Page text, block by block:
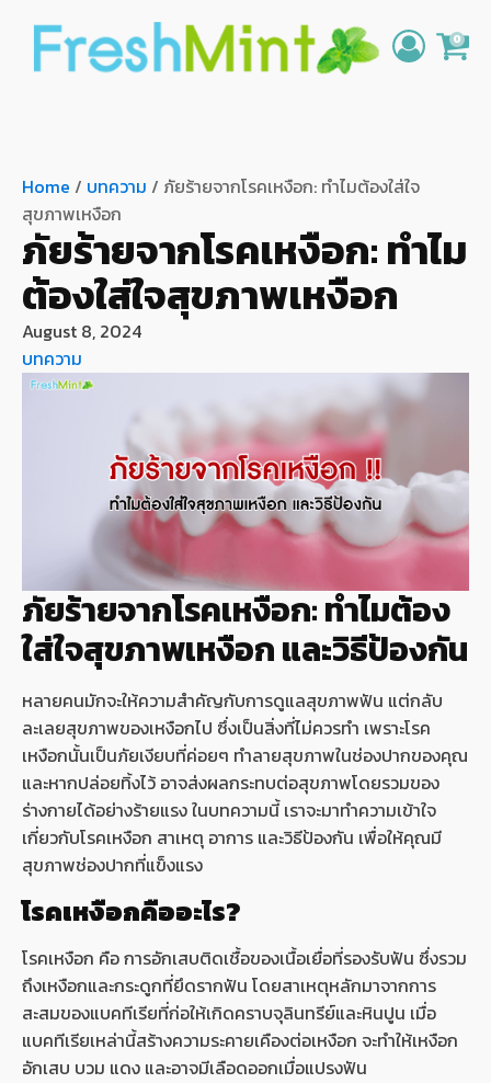
0
Home / บทความ / ภัยร้ายจากโรคเหงือก: ทำไมต้องใส่ใจ
สุขภาพเหงือก
ภัยร้ายจากโรคเหงือก: ทำไม
ต้องใส่ใจสุขภาพเหงือก
August 8, 2024
บทความ
ภัยร้ายจากโรคเหงือก: ทำไมต้อง
ใส่ใจสุขภาพเหงือก และวิธีป้องกัน
หลายคนมักจะให้ความสำคัญกับการดูแลสุขภาพฟัน แต่กลับ
ละเลยสุขภาพของเหงือกไป ซึ่งเป็นสิ่งที่ไม่ควรทำ เพราะโรค
เหงือกนั้นเป็นภัยเงียบที่ค่อยๆ ทำลายสุขภาพในช่องปากของคุณ
และหากปล่อยทิ้งไว้ อาจส่งผลกระทบต่อสุขภาพโดยรวมของ
ร่างกายได้อย่างร้ายแรง ในบทความนี้ เราจะมาทำความเข้าใจ
เกี่ยวกับโรคเหงือก สาเหตุ อาการ และวิธีป้องกัน เพื่อให้คุณมี
สุขภาพช่องปากที่แข็งแรง
โรคเหงือกคืออะไร?
โรคเหงือก คือ การอักเสบติดเชื้อของเนื้อเยื่อที่รองรับฟัน ซึ่งรวม
ถึงเหงือกและกระดูกที่ยึดรากฟัน โดยสาเหตุหลักมาจากการ
สะสมของแบคทีเรียที่ก่อให้เกิดคราบจุลินทรีย์และหินปูน เมื่อ
แบคทีเรียเหล่านี้สร้างความระคายเคืองต่อเหงือก จะทำให้เหงือก
อักเสบ บวม แดง และอาจมีเลือดออกเมื่อแปรงฟัน